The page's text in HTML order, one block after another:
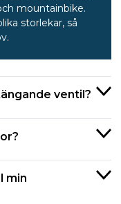
mountainbike.
storlekar, så
ventil?
min